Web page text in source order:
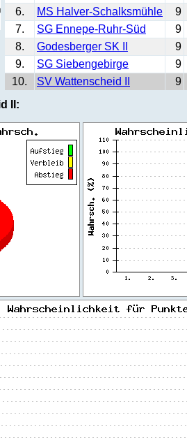
6.
MS Halver-Schalksmühle 9
7.
SG Ennepe-Ruhr-Süd 9
8.
Godesberger SK II 9
9.
SG Siebengebirge 9
10.
SV Wattenscheid II 9
II: